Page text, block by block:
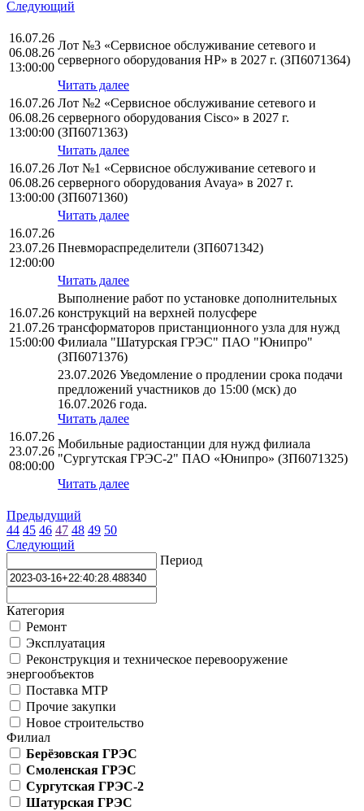
Следующий
16.07.26
06.08.26
13:00:00
Лот №3 «Сервисное обслуживание сетевого и
серверного оборудования НР» в 2027 г. (ЗП6071364)
Читать далее
16.07.26
06.08.26
13:00:00
Лот №2 «Сервисное обслуживание сетевого и
серверного оборудования Cisco» в 2027 г.
(ЗП6071363)
Читать далее
16.07.26
06.08.26
13:00:00
Лот №1 «Сервисное обслуживание сетевого и
серверного оборудования Avaya» в 2027 г.
(ЗП6071360)
Читать далее
16.07.26
23.07.26
12:00:00
Пневмораспределители (ЗП6071342)
Читать далее
16.07.26
21.07.26
15:00:00
Выполнение работ по установке дополнительных
конструкций на верхней полусфере
трансформаторов пристанционного узла для нужд
Филиала "Шатурская ГРЭС" ПАО "Юнипро"
(ЗП6071376)
23.07.2026 Уведомление о продлении срока подачи
предложений участников до 15:00 (мск) до
16.07.2026 года.
Читать далее
16.07.26
23.07.26
08:00:00
Мобильные радиостанции для нужд филиала
"Сургутская ГРЭС-2" ПАО «Юнипро» (ЗП6071325)
Читать далее
Предыдущий
44 45 46 47 48 49 50
Следующий
Период
Категория
Ремонт
Эксплуатация
Реконструкция и техническое перевооружение
энергообъектов
Поставка МТР
Прочие закупки
Новое строительство
Филиал
Берёзовская ГРЭС
Смоленская ГРЭС
Сургутская ГРЭС-2
Шатурская ГРЭС